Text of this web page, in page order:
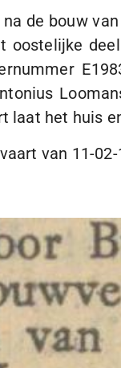
de bouw
oostelijke
laat het huis
van 11-